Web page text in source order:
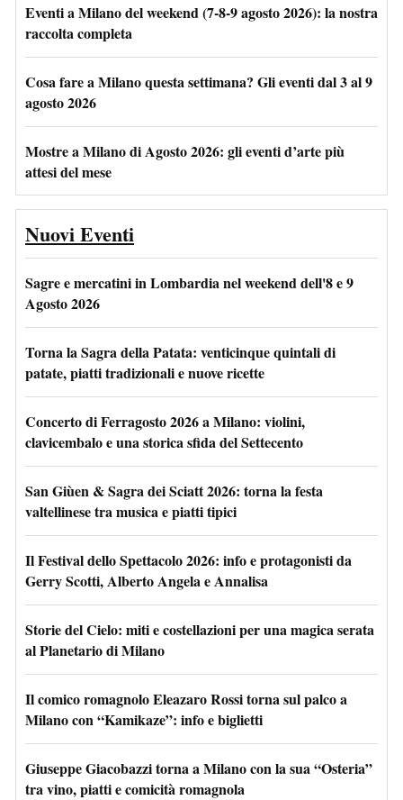
Eventi a Milano del weekend (7-8-9 agosto 2026): la nostra
raccolta completa
Cosa fare a Milano questa settimana? Gli eventi dal 3 al 9
agosto 2026
Mostre a Milano di Agosto 2026: gli eventi d’arte più
attesi del mese
Nuovi Eventi
Sagre e mercatini in Lombardia nel weekend dell'8 e 9
Agosto 2026
Torna la Sagra della Patata: venticinque quintali di
patate, piatti tradizionali e nuove ricette
Concerto di Ferragosto 2026 a Milano: violini,
clavicembalo e una storica sfida del Settecento
San Giùen & Sagra dei Sciatt 2026: torna la festa
valtellinese tra musica e piatti tipici
Il Festival dello Spettacolo 2026: info e protagonisti da
Gerry Scotti, Alberto Angela e Annalisa
Storie del Cielo: miti e costellazioni per una magica serata
al Planetario di Milano
Il comico romagnolo Eleazaro Rossi torna sul palco a
Milano con “Kamikaze”: info e biglietti
Giuseppe Giacobazzi torna a Milano con la sua “Osteria”
tra vino, piatti e comicità romagnola